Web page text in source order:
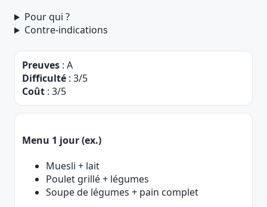
Pour qui ?
Contre-indications
Preuves : A
Difficulté : 3/5
Coût : 3/5
Menu 1 jour (ex.)
Muesli + lait
Poulet grillé + légumes
Soupe de légumes + pain complet